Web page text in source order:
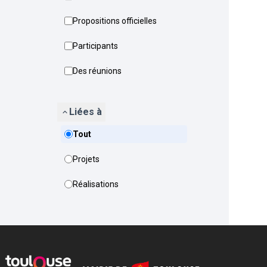
Propositions officielles
Participants
Des réunions
Liées à
Tout
Projets
Réalisations